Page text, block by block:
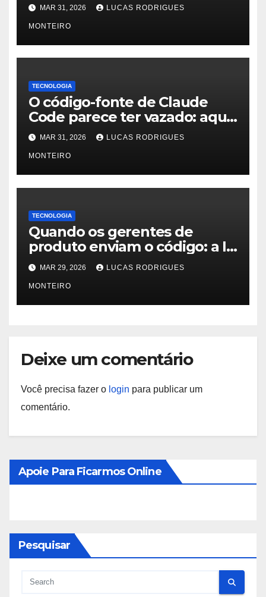
mensais
MAR 31, 2026 LUCAS RODRIGUES
MONTEIRO
TECNOLOGIA
O código-fonte de Claude
Code parece ter vazado: aqui
está o que sabemos
MAR 31, 2026 LUCAS RODRIGUES
MONTEIRO
TECNOLOGIA
Quando os gerentes de
produto enviam o código: a IA
acabou de quebrar o
organograma do software
MAR 29, 2026 LUCAS RODRIGUES
MONTEIRO
Deixe um comentário
Você precisa fazer o login para publicar um
comentário.
Apoie Para Ficarmos Online
Pesquisar